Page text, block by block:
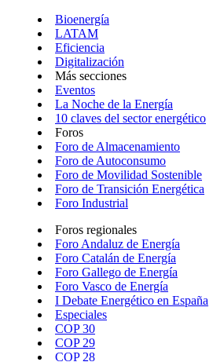
Bioenergía
LATAM
Eficiencia
Digitalización
Más secciones
Eventos
La Noche de la Energía
10 claves del sector energético
Foros
Foro de Almacenamiento
Foro de Autoconsumo
Foro de Movilidad Sostenible
Foro de Transición Energética
Foro Industrial
Foros regionales
Foro Andaluz de Energía
Foro Catalán de Energía
Foro Gallego de Energía
Foro Vasco de Energía
I Debate Energético en España
Especiales
COP 30
COP 29
COP 28